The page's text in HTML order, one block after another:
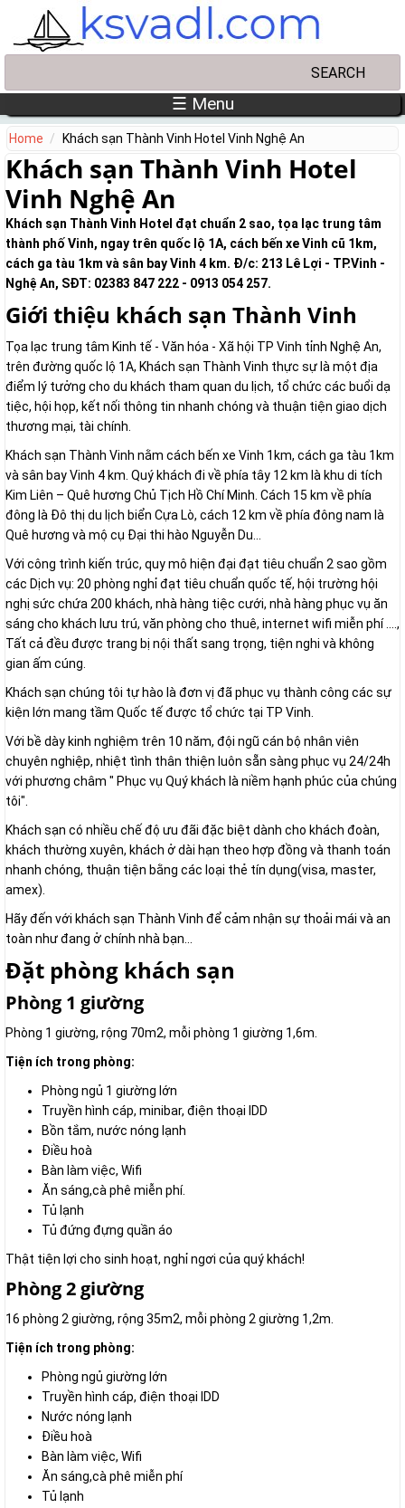
Skip to main content
☰ Menu
Home Khách sạn Thành Vinh Hotel Vinh Nghệ An
Khách sạn Thành Vinh Hotel
Vinh Nghệ An
Khách sạn Thành Vinh Hotel đạt chuẩn 2 sao, tọa lạc trung tâm
thành phố Vinh, ngay trên quốc lộ 1A, cách bến xe Vinh cũ 1km,
cách ga tàu 1km và sân bay Vinh 4 km. Đ/c: 213 Lê Lợi - TP.Vinh -
Nghệ An, SĐT: 02383 847 222 - 0913 054 257.
Giới thiệu khách sạn Thành Vinh
Tọa lạc trung tâm Kinh tế - Văn hóa - Xã hội TP Vinh tỉnh Nghệ An,
trên đường quốc lộ 1A, Khách sạn Thành Vinh thực sự là một địa
điểm lý tưởng cho du khách tham quan du lịch, tổ chức các buổi dạ
tiệc, hội họp, kết nối thông tin nhanh chóng và thuận tiện giao dịch
thương mại, tài chính.
Khách sạn Thành Vinh nằm cách bến xe Vinh 1km, cách ga tàu 1km
và sân bay Vinh 4 km. Quý khách đi về phía tây 12 km là khu di tích
Kim Liên – Quê hương Chủ Tịch Hồ Chí Minh. Cách 15 km về phía
đông là Đô thị du lịch biển Cựa Lò, cách 12 km về phía đông nam là
Quê hương và mộ cụ Đại thi hào Nguyễn Du…
Với công trình kiến trúc, quy mô hiện đại đạt tiêu chuẩn 2 sao gồm
các Dịch vụ: 20 phòng nghỉ đạt tiêu chuẩn quốc tế, hội trường hội
nghị sức chứa 200 khách, nhà hàng tiệc cưới, nhà hàng phục vụ ăn
sáng cho khách lưu trú, văn phòng cho thuê, internet wifi miễn phí ....,
Tất cả đều được trang bị nội thất sang trọng, tiện nghi và không
gian ấm cúng.
Khách sạn chúng tôi tự hào là đơn vị đã phục vụ thành công các sự
kiện lớn mang tầm Quốc tế được tổ chức tại TP Vinh.
Với bề dày kinh nghiệm trên 10 năm, đội ngũ cán bộ nhân viên
chuyên nghiệp, nhiệt tình thân thiện luôn sẵn sàng phục vụ 24/24h
với phương châm " Phục vụ Quý khách là niềm hạnh phúc của chúng
tôi".
Khách sạn có nhiều chế độ ưu đãi đặc biệt dành cho khách đoàn,
khách thường xuyên, khách ở dài hạn theo hợp đồng và thanh toán
nhanh chóng, thuận tiện bằng các loại thẻ tín dụng(visa, master,
amex).
Hãy đến với khách sạn Thành Vinh để cảm nhận sự thoải mái và an
toàn như đang ở chính nhà bạn...
Đặt phòng khách sạn
Phòng 1 giường
Phòng 1 giường, rộng 70m2, mỗi phòng 1 giường 1,6m.
Tiện ích trong phòng:
Phòng ngủ 1 giường lớn
Truyền hình cáp, minibar, điện thoại IDD
Bồn tắm, nước nóng lạnh
Điều hoà
Bàn làm việc, Wifi
Ăn sáng,cà phê miễn phí.
Tủ lạnh
Tủ đứng đựng quần áo
Thật tiện lợi cho sinh hoạt, nghỉ ngơi của quý khách!
Phòng 2 giường
16 phòng 2 giường, rộng 35m2, mỗi phòng 2 giường 1,2m.
Tiện ích trong phòng:
Phòng ngủ giường lớn
Truyền hình cáp, điện thoại IDD
Nước nóng lạnh
Điều hoà
Bàn làm việc, Wifi
Ăn sáng,cà phê miễn phí
Tủ lạnh